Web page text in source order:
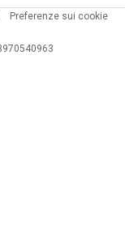
Preferenze sui cookie